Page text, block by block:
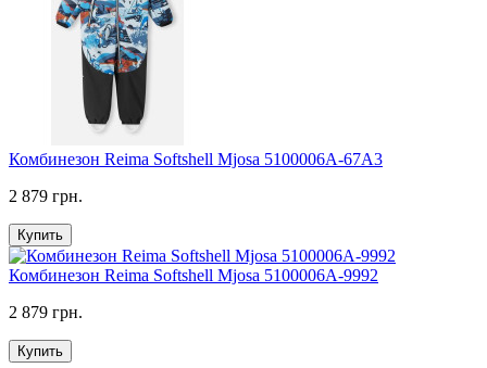
Комбинезон Reima Softshell Mjosa 5100006A-67A3
2 879 грн.
Купить
Комбинезон Reima Softshell Mjosa 5100006A-9992
2 879 грн.
Купить